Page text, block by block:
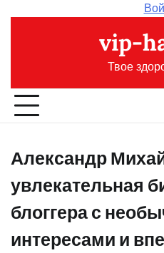
vip-
Твое
Александр
увлекательная
блоггера с
интересами и